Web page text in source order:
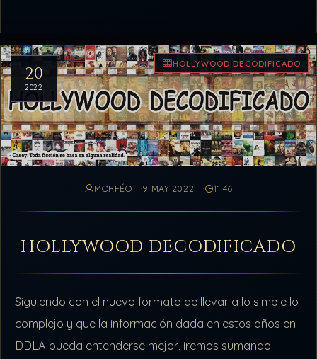
20
2022
HOLLYWOOD DECODIFICADO
MORFÉO 9 MAY 2022 11:46
HOLLYWOOD DECODIFICADO
Siguiendo con el nuevo formato de llevar a lo simple lo
complejo y que la información dada en estos años en
DDLA pueda entenderse mejor, iremos sumando